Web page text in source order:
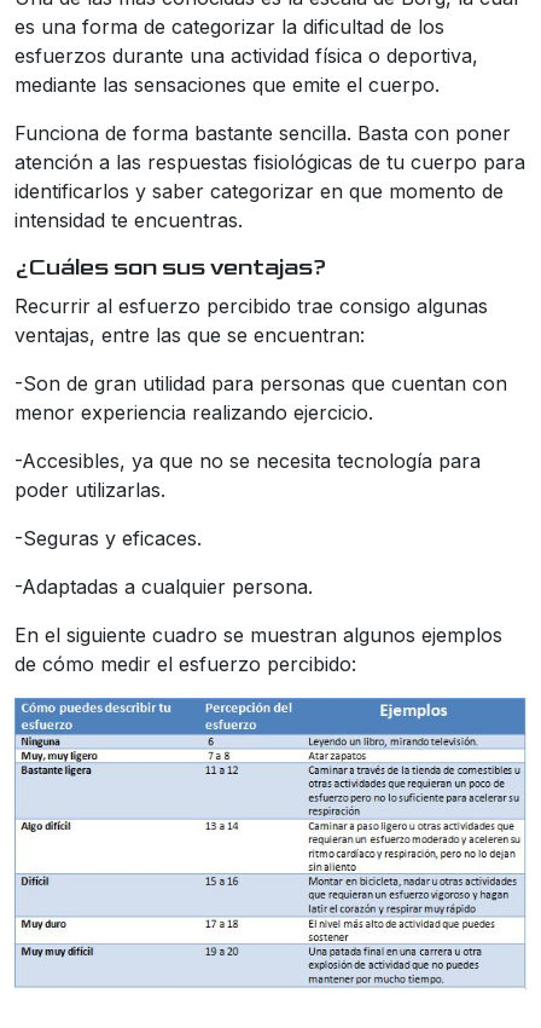
es una forma de categorizar la dificultad de los
esfuerzos durante una actividad física o deportiva,
mediante las sensaciones que emite el cuerpo.
Funciona de forma bastante sencilla. Basta con poner
atención a las respuestas fisiológicas de tu cuerpo para
identificarlos y saber categorizar en que momento de
intensidad te encuentras.
¿Cuáles son sus ventajas?
Recurrir al esfuerzo percibido trae consigo algunas
ventajas, entre las que se encuentran:
-Son de gran utilidad para personas que cuentan con
menor experiencia realizando ejercicio.
-Accesibles, ya que no se necesita tecnología para
poder utilizarlas.
-Seguras y eficaces.
-Adaptadas a cualquier persona.
En el siguiente cuadro se muestran algunos ejemplos
de cómo medir el esfuerzo percibido: